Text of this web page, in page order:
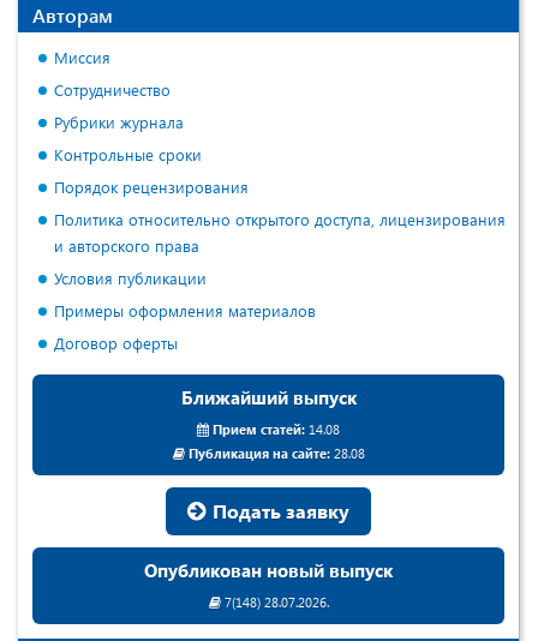
Авторам
Миссия
Сотрудничество
Рубрики журнала
Контрольные сроки
Порядок рецензирования
Политика относительно открытого доступа, лицензирования
и авторского права
Условия публикации
Примеры оформления материалов
Договор оферты
Ближайший выпуск
Прием статей: 14.08
Публикация на сайте:28.08
Подать заявку
Опубликован новый выпуск
7(148) 28.07.2026.